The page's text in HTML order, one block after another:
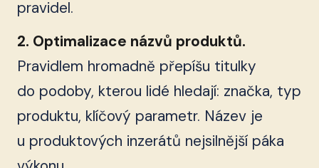
pravidel.
2. Optimalizace názvů produktů.
Pravidlem hromadně přepíšu titulky
do podoby, kterou lidé hledají: značka, typ
produktu, klíčový parametr. Název je
u produktových inzerátů nejsilnější páka